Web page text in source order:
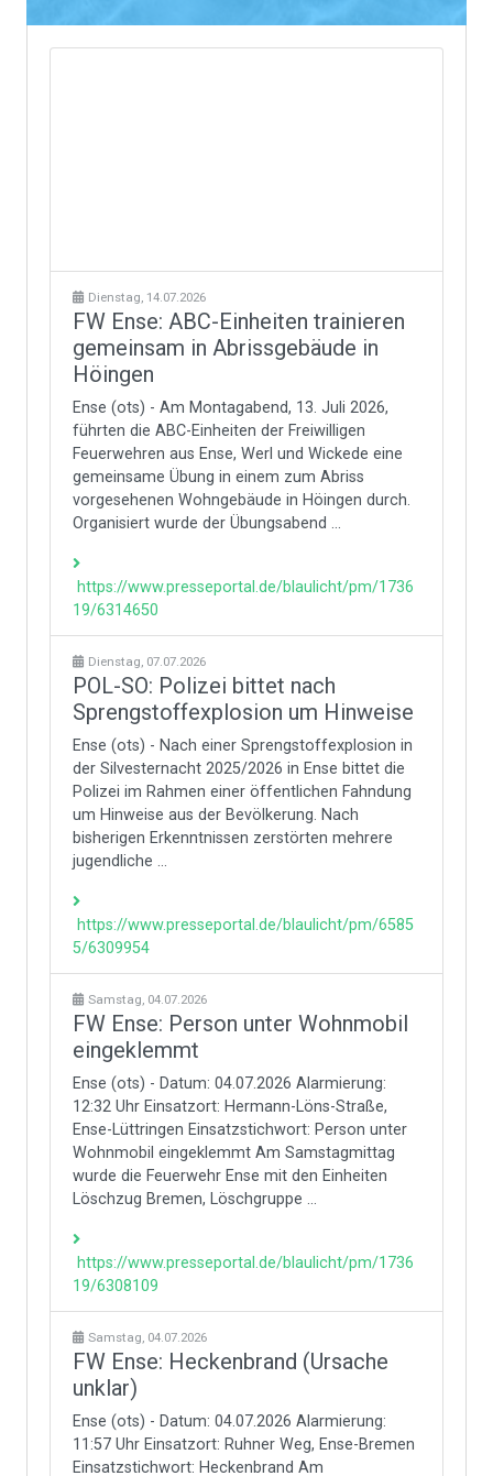
Dienstag, 14.07.2026
FW Ense: ABC-Einheiten trainieren
gemeinsam in Abrissgebäude in
Höingen
Ense (ots) - Am Montagabend, 13. Juli 2026,
führten die ABC-Einheiten der Freiwilligen
Feuerwehren aus Ense, Werl und Wickede eine
gemeinsame Übung in einem zum Abriss
vorgesehenen Wohngebäude in Höingen durch.
Organisiert wurde der Übungsabend ...
https://www.presseportal.de/blaulicht/pm/1736
19/6314650
Dienstag, 07.07.2026
POL-SO: Polizei bittet nach
Sprengstoffexplosion um Hinweise
Ense (ots) - Nach einer Sprengstoffexplosion in
der Silvesternacht 2025/2026 in Ense bittet die
Polizei im Rahmen einer öffentlichen Fahndung
um Hinweise aus der Bevölkerung. Nach
bisherigen Erkenntnissen zerstörten mehrere
jugendliche ...
https://www.presseportal.de/blaulicht/pm/6585
5/6309954
Samstag, 04.07.2026
FW Ense: Person unter Wohnmobil
eingeklemmt
Ense (ots) - Datum: 04.07.2026 Alarmierung:
12:32 Uhr Einsatzort: Hermann-Löns-Straße,
Ense-Lüttringen Einsatzstichwort: Person unter
Wohnmobil eingeklemmt Am Samstagmittag
wurde die Feuerwehr Ense mit den Einheiten
Löschzug Bremen, Löschgruppe ...
https://www.presseportal.de/blaulicht/pm/1736
19/6308109
Samstag, 04.07.2026
FW Ense: Heckenbrand (Ursache
unklar)
Ense (ots) - Datum: 04.07.2026 Alarmierung:
11:57 Uhr Einsatzort: Ruhner Weg, Ense-Bremen
Einsatzstichwort: Heckenbrand Am